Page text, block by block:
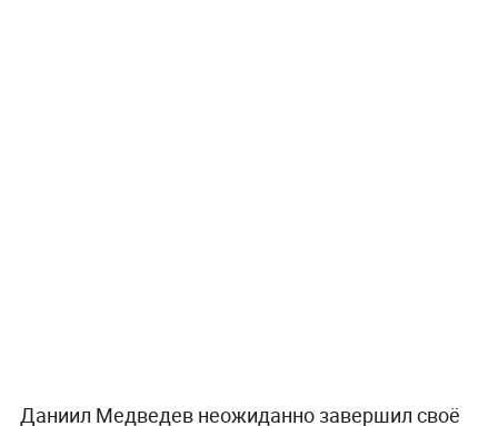
Даниил Медведев неожиданно завершил своё